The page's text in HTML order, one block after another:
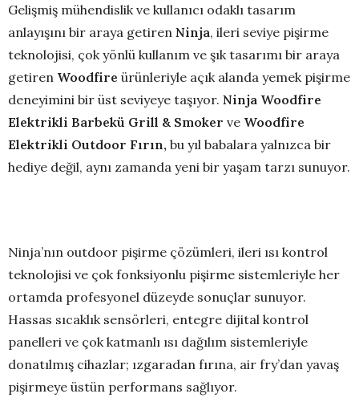
Gelişmiş mühendislik ve kullanıcı odaklı tasarım
anlayışını bir araya getiren Ninja, ileri seviye pişirme
teknolojisi, çok yönlü kullanım ve şık tasarımı bir araya
getiren Woodfire ürünleriyle açık alanda yemek pişirme
deneyimini bir üst seviyeye taşıyor. Ninja Woodfire
Elektrikli Barbekü Grill & Smoker ve Woodfire
Elektrikli Outdoor Fırın, bu yıl babalara yalnızca bir
hediye değil, aynı zamanda yeni bir yaşam tarzı sunuyor.
Ninja’nın outdoor pişirme çözümleri, ileri ısı kontrol
teknolojisi ve çok fonksiyonlu pişirme sistemleriyle her
ortamda profesyonel düzeyde sonuçlar sunuyor.
Hassas sıcaklık sensörleri, entegre dijital kontrol
panelleri ve çok katmanlı ısı dağılım sistemleriyle
donatılmış cihazlar; ızgaradan fırına, air fry’dan yavaş
pişirmeye üstün performans sağlıyor.